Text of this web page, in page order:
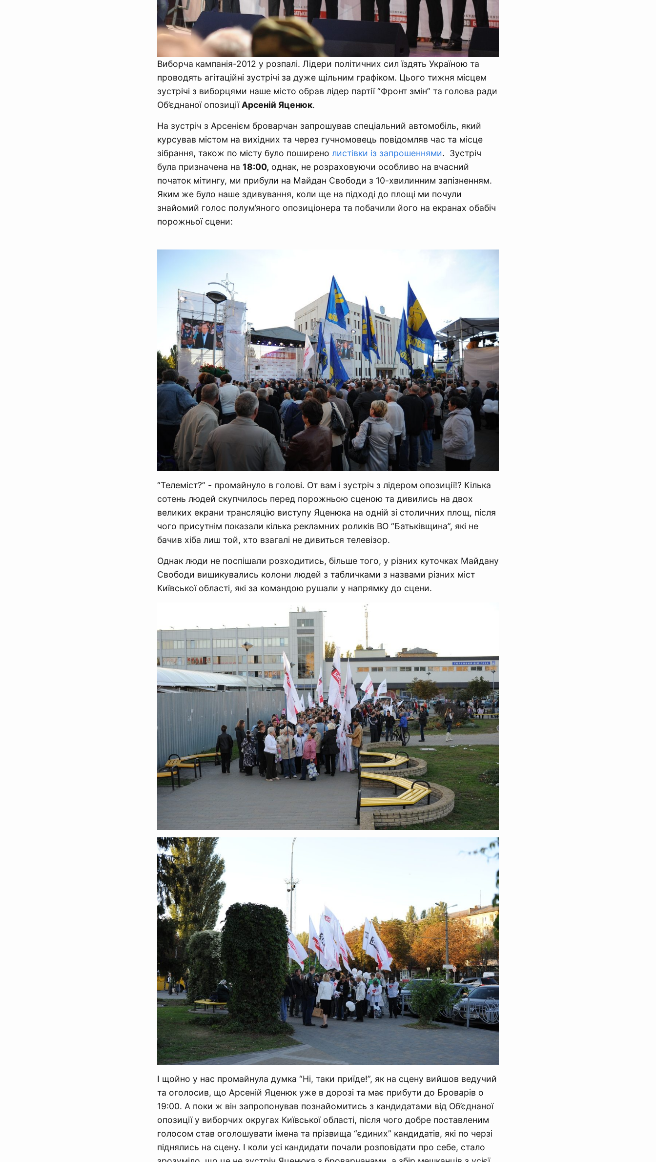
Виборча кампанія-2012 у розпалі. Лідери політичних сил їздять Україною та
проводять агітаційні зустрічі за дуже щільним графіком. Цього тижня місцем
зустрічі з виборцями наше місто обрав лідер партії “Фронт змін” та голова ради
Об’єднаної опозиції Арсеній Яценюк.
На зустріч з Арсенієм броварчан запрошував спеціальний автомобіль, який
курсував містом на вихідних та через гучномовець повідомляв час та місце
зібрання, також по місту було поширено листівки із запрошеннями. Зустріч
була призначена на 18:00, однак, не розраховуючи особливо на вчасний
початок мітингу, ми прибули на Майдан Свободи з 10-хвилинним запізненням.
Яким же було наше здивування, коли ще на підході до площі ми почули
знайомий голос полум’яного опозиціонера та побачили його на екранах обабіч
порожньої сцени:
“Телеміст?” - промайнуло в голові. От вам і зустріч з лідером опозиції!? Кілька
сотень людей скупчилось перед порожньою сценою та дивились на двох
великих екрани трансляцію виступу Яценюка на одній зі столичних площ, після
чого присутнім показали кілька рекламних роликів ВО “Батьківщина”, які не
бачив хіба лиш той, хто взагалі не дивиться телевізор.
Однак люди не поспішали розходитись, більше того, у різних куточках Майдану
Свободи вишикувались колони людей з табличками з назвами різних міст
Київської області, які за командою рушали у напрямку до сцени.
І щойно у нас промайнула думка “Ні, таки приїде!”, як на сцену вийшов ведучий
та оголосив, що Арсеній Яценюк уже в дорозі та має прибути до Броварів о
19:00. А поки ж він запропонував познайомитись з кандидатами від Об’єднаної
опозиції у виборчих округах Київської області, після чого добре поставленим
голосом став оголошувати імена та прізвища “єдиних” кандидатів, які по черзі
піднялись на сцену. І коли усі кандидати почали розповідати про себе, стало